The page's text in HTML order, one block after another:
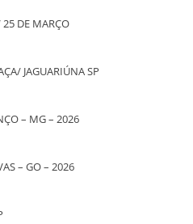
DE MARÇO
JAGUARIÚNA SP
– MG – 2026
– GO – 2026